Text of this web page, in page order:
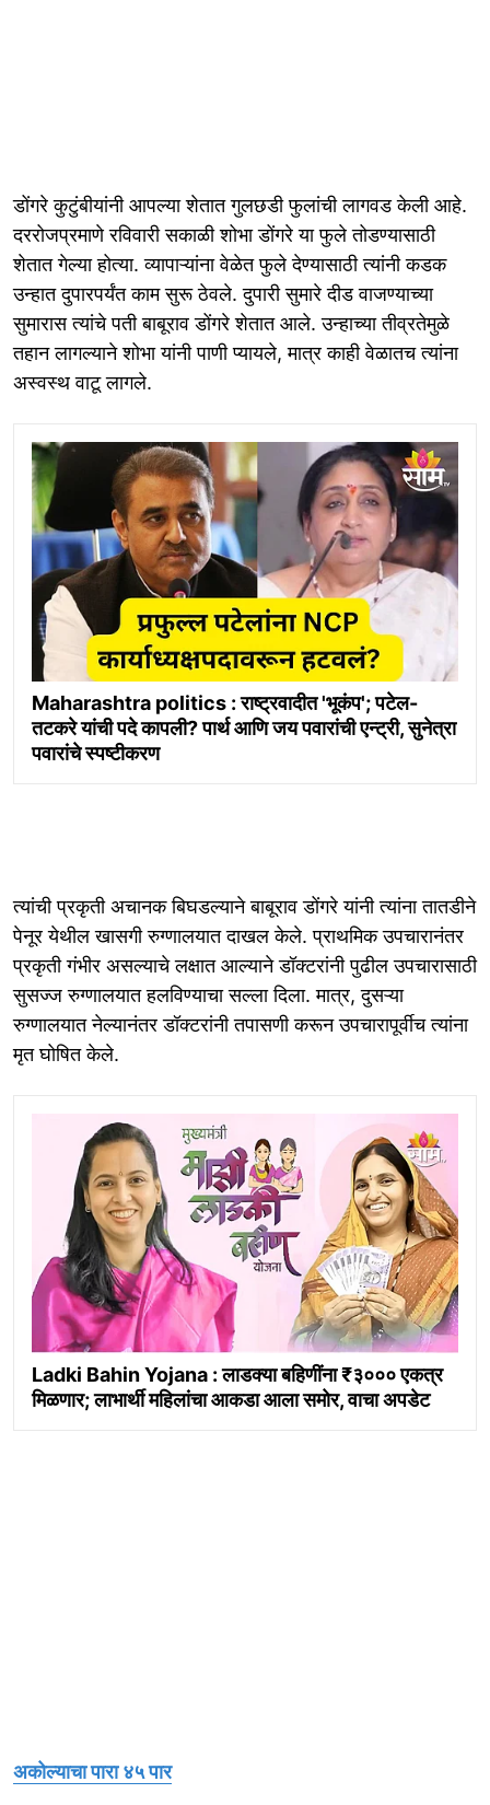
डोंगरे कुटुंबीयांनी आपल्या शेतात गुलछडी फुलांची लागवड केली आहे.
दररोजप्रमाणे रविवारी सकाळी शोभा डोंगरे या फुले तोडण्यासाठी
शेतात गेल्या होत्या. व्यापाऱ्यांना वेळेत फुले देण्यासाठी त्यांनी कडक
उन्हात दुपारपर्यंत काम सुरू ठेवले. दुपारी सुमारे दीड वाजण्याच्या
सुमारास त्यांचे पती बाबूराव डोंगरे शेतात आले. उन्हाच्या तीव्रतेमुळे
तहान लागल्याने शोभा यांनी पाणी प्यायले, मात्र काही वेळातच त्यांना
अस्वस्थ वाटू लागले.
Maharashtra politics : राष्ट्रवादीत 'भूकंप'; पटेल-
तटकरे यांची पदे कापली? पार्थ आणि जय पवारांची एन्ट्री, सुनेत्रा
पवारांचे स्पष्टीकरण
त्यांची प्रकृती अचानक बिघडल्याने बाबूराव डोंगरे यांनी त्यांना तातडीने
पेनूर येथील खासगी रुग्णालयात दाखल केले. प्राथमिक उपचारानंतर
प्रकृती गंभीर असल्याचे लक्षात आल्याने डॉक्टरांनी पुढील उपचारासाठी
सुसज्ज रुग्णालयात हलविण्याचा सल्ला दिला. मात्र, दुसऱ्या
रुग्णालयात नेल्यानंतर डॉक्टरांनी तपासणी करून उपचारापूर्वीच त्यांना
मृत घोषित केले.
Ladki Bahin Yojana : लाडक्या बहिणींना ₹३००० एकत्र
मिळणार; लाभार्थी महिलांचा आकडा आला समोर, वाचा अपडेट
अकोल्याचा पारा ४५ पार